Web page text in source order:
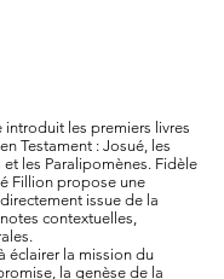
les premiers livres
Testament : Josué, les
et les Paralipomènes. Fidèle
Fillion propose une
issue de la
contextuelles,
éclairer la mission du
la genèse de la